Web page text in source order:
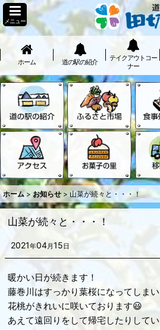
メニュー
ホーム 道の駅の紹介
テイクアウトコー
ナー
ホーム > お知らせ > 山菜が続々と・・・！
山菜が続々と・・・！
2021年04月15日
暖かい日が続きます！
藤巻川はすっかり葉桜になってしま
花桃がきれいに咲いております😃
あえて遠回りをして帰宅したりして